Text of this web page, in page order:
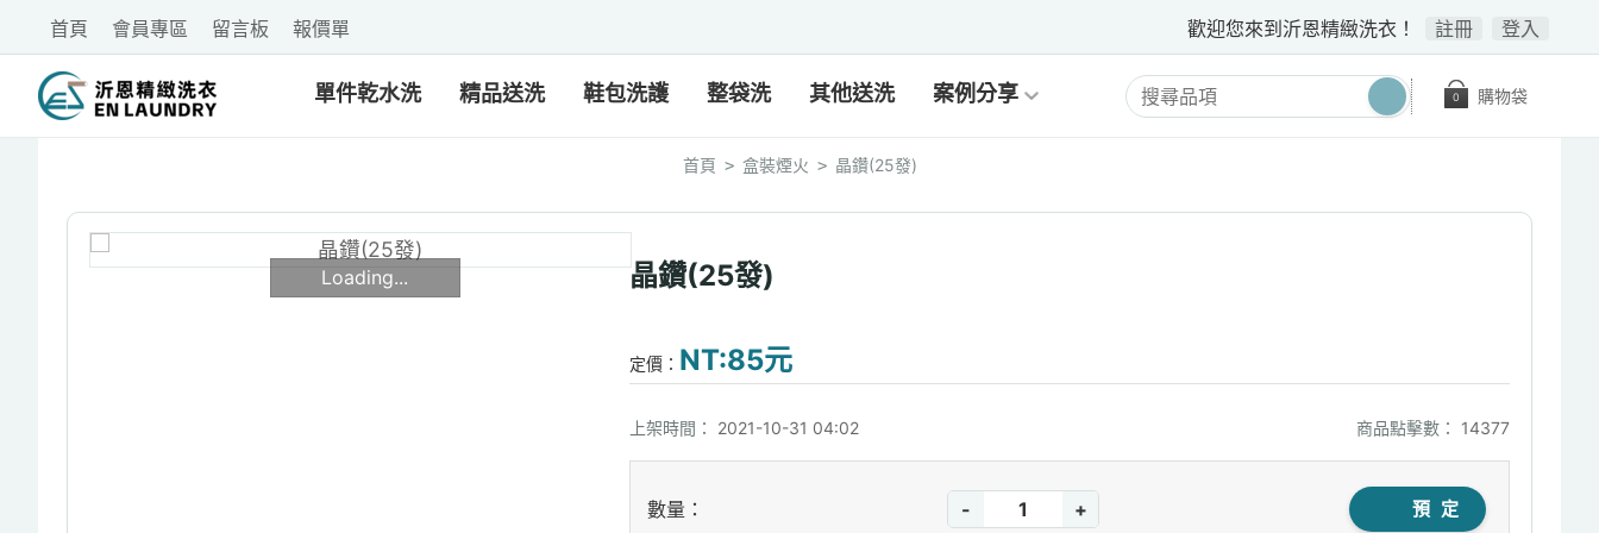
歡迎您來到沂恩精緻洗衣！ 註冊 登入
首頁 會員專區 留言板 報價單
單件乾水洗 精品送洗 鞋包洗護 整袋洗 其他送洗 案例分享 購物袋
0
首頁 > 盒裝煙火 > 晶鑽(25發)
晶鑽(25發)
定價： NT:85元
上架時間： 2021-10-31 04:02 商品點擊數： 14377
數量： - + 預 定
Loading...